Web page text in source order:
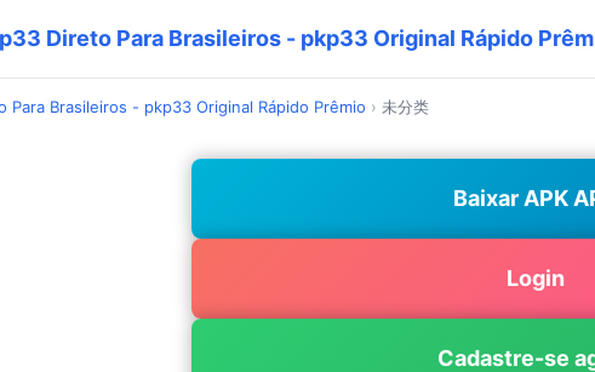
Direto Para Brasileiros - pkp33 Original Rápido
Para Brasileiros - pkp33 Original Rápido Prêmio › 未分类
Baixar APK
Login
Cadastre-se